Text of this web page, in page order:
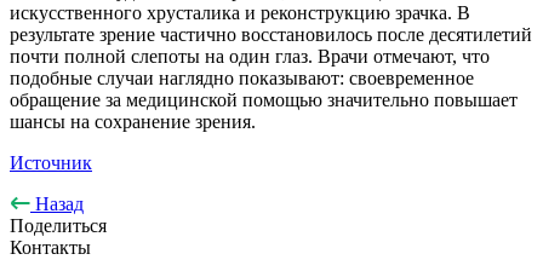
искусственного хрусталика и реконструкцию зрачка. В
результате зрение частично восстановилось после десятилетий
почти полной слепоты на один глаз. Врачи отмечают, что
подобные случаи наглядно показывают: своевременное
обращение за медицинской помощью значительно повышает
шансы на сохранение зрения.
Источник
Назад
Поделиться
Контакты